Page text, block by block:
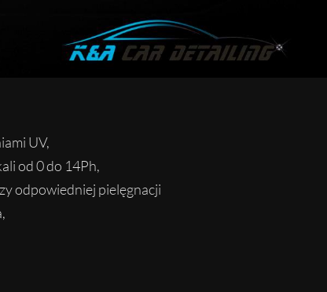
UV,
od 0 do 14Ph,
odpowiedniej pielęgnacji